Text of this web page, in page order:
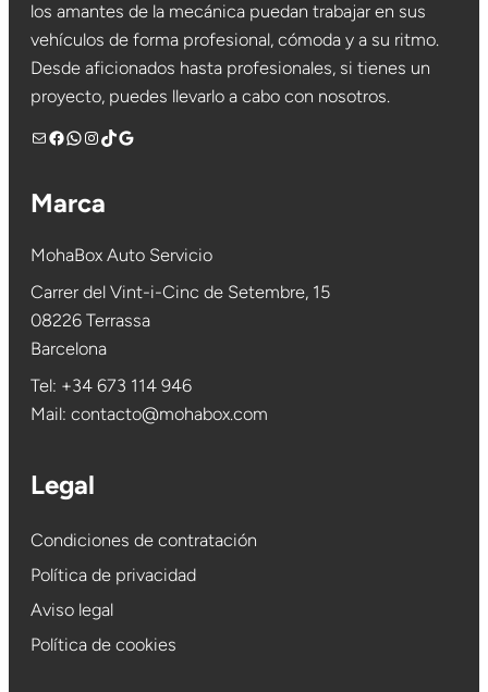
los amantes de la mecánica puedan trabajar en sus
vehículos de forma profesional, cómoda y a su ritmo.
Desde aficionados hasta profesionales, si tienes un
proyecto, puedes llevarlo a cabo con nosotros.
Facebook WhatsApp Instagram TikTok Google
Marca
MohaBox Auto Servicio
Carrer del Vint-i-Cinc de Setembre, 15
08226 Terrassa
Barcelona
Tel: +34 673 114 946
Mail: contacto@mohabox.com
Legal
Condiciones de contratación
Política de privacidad
Aviso legal
Política de cookies